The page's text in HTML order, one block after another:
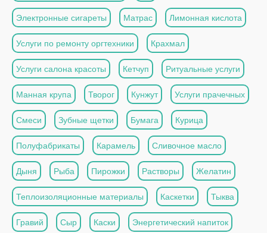
Электронные сигареты Матрас Лимонная кислота
Услуги по ремонту оргтехники Крахмал
Услуги салона красоты Кетчуп Ритуальные услуги
Манная крупа Творог Кунжут Услуги прачечных
Смеси Зубные щетки Бумага Курица
Полуфабрикаты Карамель Сливочное масло
Дыня Рыба Пирожки Растворы Желатин
Теплоизоляционные материалы Каскетки Тыква
Гравий Сыр Каски Энергетический напиток